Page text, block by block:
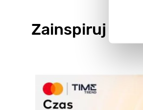
Zainspiruj się